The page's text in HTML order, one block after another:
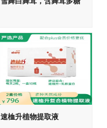
速桖升植物提取液